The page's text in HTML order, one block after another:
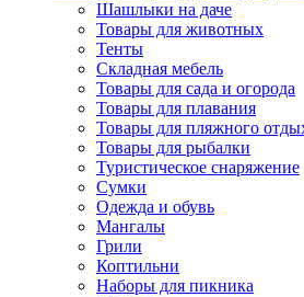
Шашлыки на даче
Товары для животных
Тенты
Складная мебель
Товары для сада и огорода
Товары для плавания
Товары для пляжного
Товары для рыбалки
Туристическое снаряжение
Сумки
Одежда и обувь
Мангалы
Грили
Коптильни
Наборы для пикника